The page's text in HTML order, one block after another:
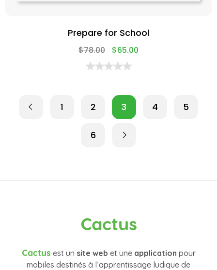
Prepare for School
$78.00 $65.00
1 2 3 4 5
6
Cactus
Cactus est un site web et une application pour
mobiles destinés à l’apprentissage ludique de